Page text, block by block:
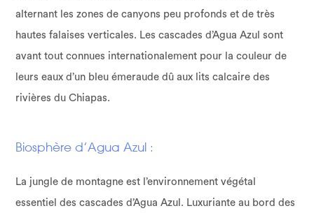
alternant les zones de canyons peu profonds et de très
hautes falaises verticales. Les cascades d’Agua Azul sont
avant tout connues internationalement pour la couleur de
leurs eaux d’un bleu émeraude dû aux lits calcaire des
rivières du Chiapas.
Biosphère d’Agua Azul :
La jungle de montagne est l’environnement végétal
essentiel des cascades d’Agua Azul. Luxuriante au bord des